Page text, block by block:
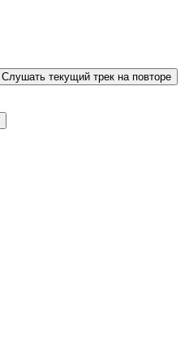
Слушать текущий трек на повторе